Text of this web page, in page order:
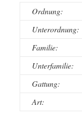
Ordnung:
Unterordnung:
Familie:
Unterfamilie:
Gattung:
Art: